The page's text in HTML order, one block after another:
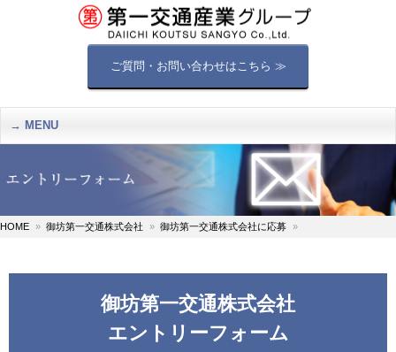
ご質問・お問い合わせはこちら ≫
MENU
HOME 御坊第一交通株式会社 御坊第一交通株式会社に応募
御坊第一交通株式会社
エントリーフォーム